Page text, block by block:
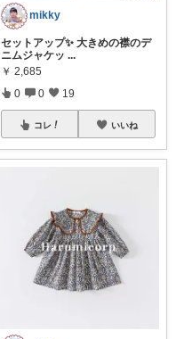
mikky
セットアップ✨ 大きめの襟のデ
ニムジャケッ ...
￥ 2,685
0 0 19
コレ いいね